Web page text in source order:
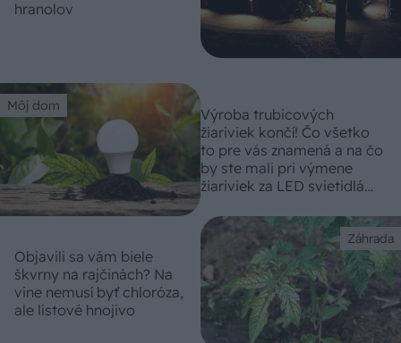
hranolov
Môj dom
Výroba trubicových
žiariviek končí! Čo všetko
to pre vás znamená a na čo
by ste mali pri výmene
žiariviek za LED svietidlá
Záhrada
Objavili sa vám biele
škvrny na rajčinách? Na
vine nemusí byť chloróza,
ale listové hnojivo